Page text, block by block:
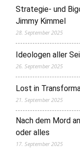
Strategie- und
Jimmy Kimmel
28. September 2025
Ideologen aller
26. September 2025
Lost in
21. September 2025
Nach dem Mord
oder alles
17. September 2025